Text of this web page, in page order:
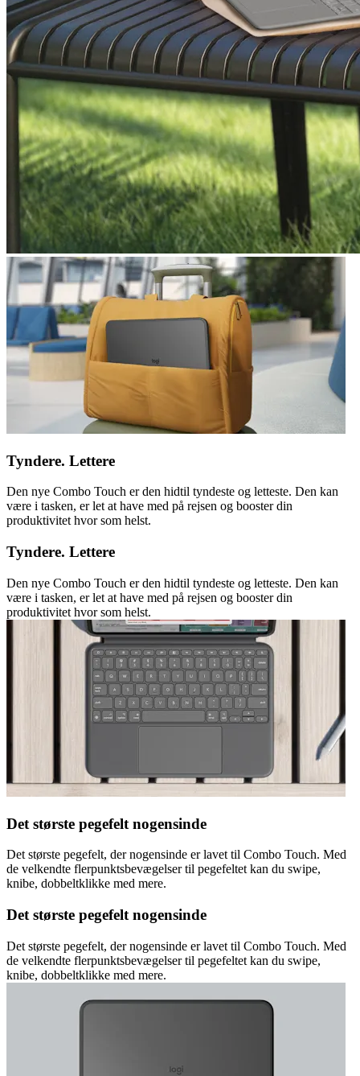
Tyndere. Lettere
Den nye Combo Touch er den hidtil tyndeste og letteste. Den kan
være i tasken, er let at have med på rejsen og booster din
produktivitet hvor som helst.
Tyndere. Lettere
Den nye Combo Touch er den hidtil tyndeste og letteste. Den kan
være i tasken, er let at have med på rejsen og booster din
produktivitet hvor som helst.
Det største pegefelt nogensinde
Det største pegefelt, der nogensinde er lavet til Combo Touch. Med
de velkendte flerpunktsbevægelser til pegefeltet kan du swipe,
knibe, dobbeltklikke med mere.
Det største pegefelt nogensinde
Det største pegefelt, der nogensinde er lavet til Combo Touch. Med
de velkendte flerpunktsbevægelser til pegefeltet kan du swipe,
knibe, dobbeltklikke med mere.